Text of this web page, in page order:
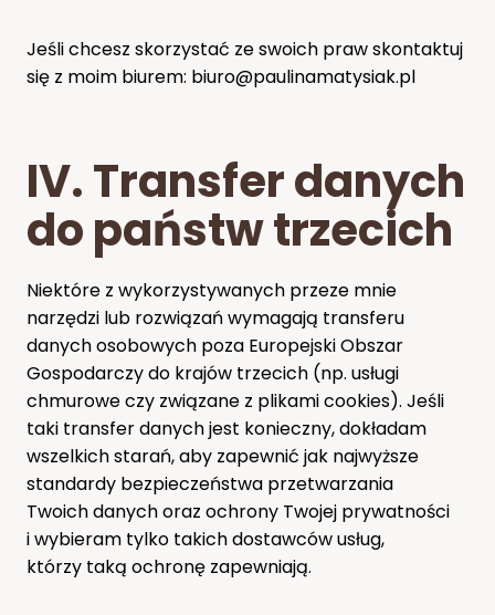
Jeśli chcesz skorzystać ze swoich praw skontaktuj
się z moim biurem: biuro@paulinamatysiak.pl
IV. Transfer danych
do państw trzecich
Niektóre z wykorzystywanych przeze mnie
narzędzi lub rozwiązań wymagają transferu
danych osobowych poza Europejski Obszar
Gospodarczy do krajów trzecich (np. usługi
chmurowe czy związane z plikami cookies). Jeśli
taki transfer danych jest konieczny, dokładam
wszelkich starań, aby zapewnić jak najwyższe
standardy bezpieczeństwa przetwarzania
Twoich danych oraz ochrony Twojej prywatności
i wybieram tylko takich dostawców usług,
którzy taką ochronę zapewniają.